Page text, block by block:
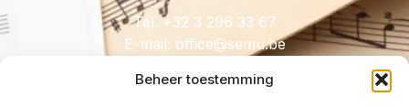
Beheer toestemming
Tel. +32 3 296 33 67
E-mail:
eb.umes
@eciffo